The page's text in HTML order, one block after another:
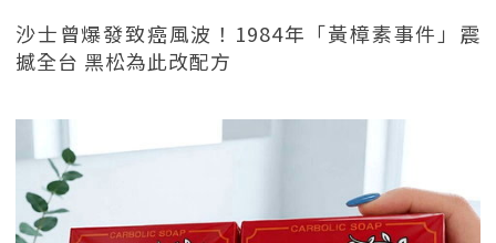
沙士曾爆發致癌風波！1984年「黃樟素事件」震
撼全台 黑松為此改配方